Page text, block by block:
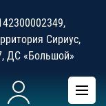
Сириус,
ДС «Большой»